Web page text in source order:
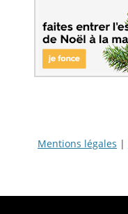
Mentions légales |